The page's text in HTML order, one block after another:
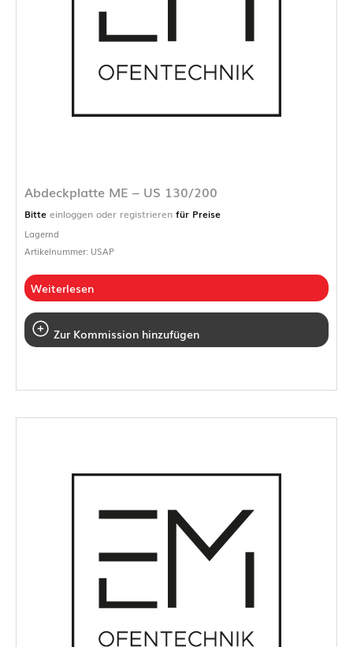
Abdeckplatte ME – US 130/200
Bitte einloggen oder registrieren für Preise
Lagernd
Artikelnummer: USAP
Weiterlesen
Zur Kommission hinzufügen